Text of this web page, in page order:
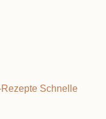
Schnelle